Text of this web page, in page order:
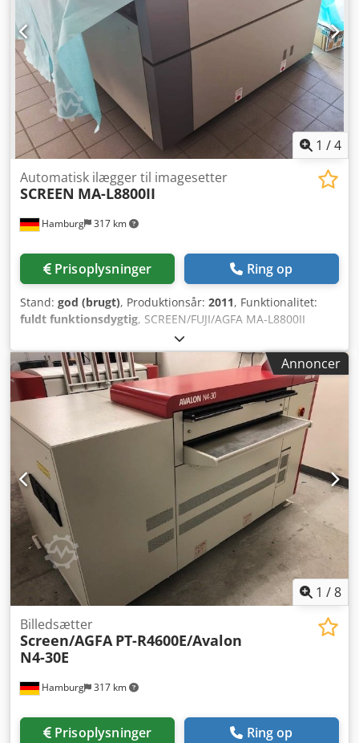
1 /4
Hamburg 317 km
Automatisk ilægger til imagesetter
SCREEN MA-L8800II
Prisoplysninger Ring op
Stand: god (brugt), Produktionsår: 2011, Funktionalitet:
fuldt funktionsdygtig, SCREEN/FUJI/AGFA MA-L8800II
AUTOMATLADER (uden CTP) Dodpfx Akoyuygle Ujck først
installeret 2011 til brug med SCREEN PT-R 8XXX & OEM
CTP-imagesetter 3 pladekassetter med 100 plader/hver
inkl. Grafoteam MDT48 transportør Alle tilbud er med
forbehold for mellemsalg.
Annoncer
1 /8
Hamburg 317 km
Billedsætter
Screen/AGFA PT-R4600E/Avalon
N4-30E
Prisoplysninger Ring op